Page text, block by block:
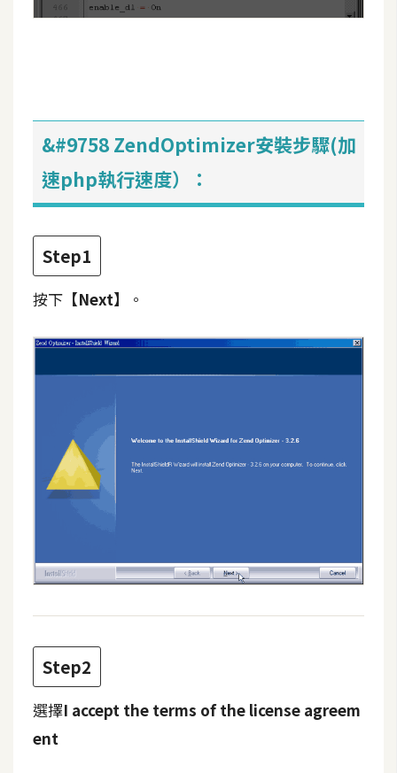
機
S
E
O
工
免
費
間
計
T
L
/
C
S
&#9758 ZendOptimizer安裝步驟(加
速php執行速度）：
Step1
按下 【Next】 。
Step2
選擇I accept the terms of the license agreem
ent